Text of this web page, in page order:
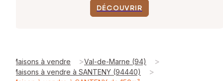
DÉCOUVRIR
Maisons à vendre >Val-de-Marne (94) >
Maisons à vendre à SANTENY (94440) >